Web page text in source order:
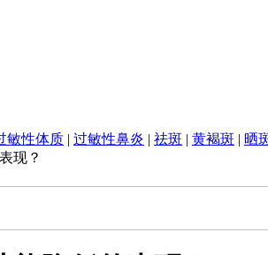
敏性体质 | 过敏性鼻炎 | 祛斑 | 黄褐斑 | 晒
现？